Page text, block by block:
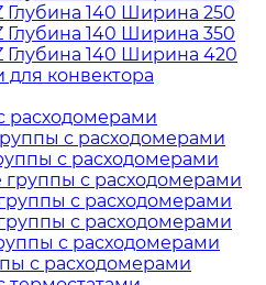
Глубина 140 Ширина 250
Глубина 140 Ширина 350
Глубина 140 Ширина 420
конвектора
расходомерами
с расходомерами
с расходомерами
группы с расходомерами
с расходомерами
с расходомерами
с расходомерами
с расходомерами